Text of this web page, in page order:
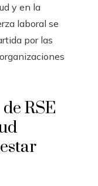
y en la
laboral se
por las
RSE